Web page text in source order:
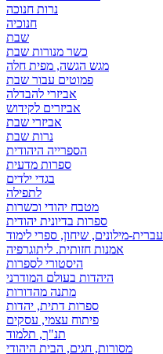
נרות חנוכה
חנוכיה
שבת
כשר מנורות שבת
מגש הגשה, מפית חלה
פמוטים עבור שבת
אביזרי להבדלה
אביזרים לקידוש
אביזרי שבת
נרות שבת
הספרייה היהודית
ספרות מדעית
בגדי ילדים
לתפילה
מטבח יהודי וכשרות
ספרות בדיונית יהודית
עברית-מילונים, שיחון, ספרי לימוד
אמנות חזותית. ליתוגרפיה
היסטורי לספרות
היהדות בעולם המודרני
מתנה מהדורות
ספרות דתית, יהדות
פיתוח עצמי, עסקים
תנ"ך, תלמוד
מסורות, חגים, הבית היהודי